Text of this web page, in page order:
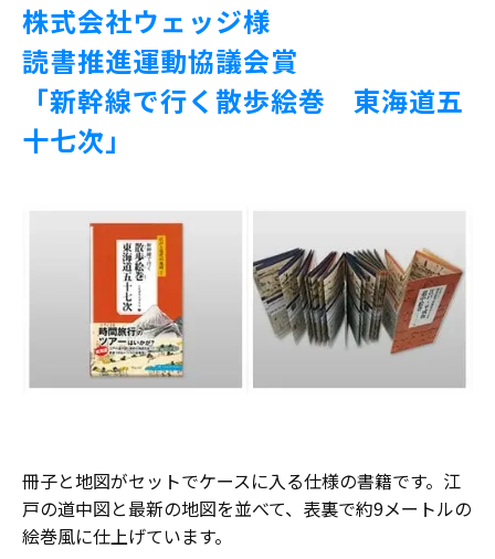
株式会社ウェッジ様
読書推進運動協議会賞
「新幹線で行く散歩絵巻 東海道五
十七次」
冊子と地図がセットでケースに入る仕様の書籍です。江
戸の道中図と最新の地図を並べて、表裏で約9メートルの
絵巻風に仕上げています。